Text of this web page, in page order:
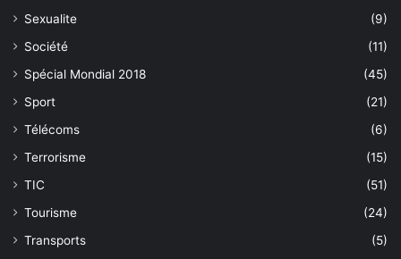
Sexualite
(9)
Société
(11)
Spécial Mondial 2018
(45)
Sport
(21)
Télécoms
(6)
Terrorisme
(15)
TIC
(51)
Tourisme
(24)
Transports
(5)